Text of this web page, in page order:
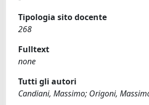
Tipologia sito docente
268
Fulltext
none
Tutti gli autori
Candiani, Massimo; Origoni,